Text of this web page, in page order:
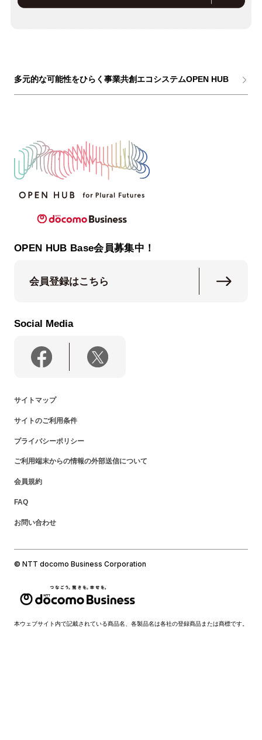
多元的な可能性をひらく事業共創エコシステムOPEN HUB
OPEN HUB Base会員募集中！
会員登録はこちら
Social Media
サイトマップ
サイトのご利用条件
プライバシーポリシー
ご利用端末からの情報の外部送信について
会員規約
FAQ
お問い合わせ
© NTT docomo Business Corporation
本ウェブサイト内で記載されている商品名、各製品名は各社の登録商品または商標です。